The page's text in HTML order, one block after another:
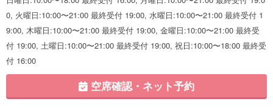
0, 火曜日:10:00〜21:00 最終受付 19:00, 水曜日:10:00〜21:00 最終受付 1
9:00, 木曜日:10:00〜21:00 最終受付 19:00, 金曜日:10:00〜21:00 最終受
付 19:00, 土曜日:10:00〜21:00 最終受付 19:00, 祝日:10:00〜18:00 最終受
付 16:00
空席確認・ネット予約